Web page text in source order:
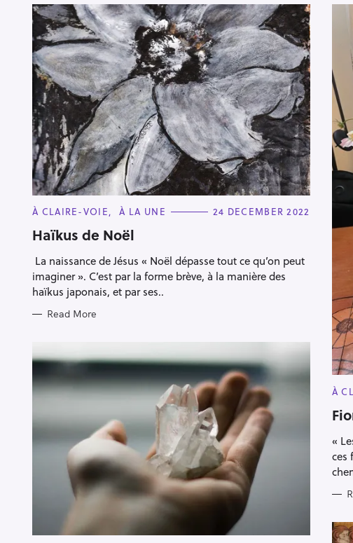
C
T
E
O
R
I
E
S
À CLAIRE-VOIE À LA UNE 24 DECEMBER 2022
Haïkus de Noël
La naissance de Jésus « Noël dépasse tout ce qu’on peut
imaginer ». C’est par la forme brève, à la manière des
haïkus japonais, et par ses..
Read More
C
T
E
O
I
E
S
À
«
ces